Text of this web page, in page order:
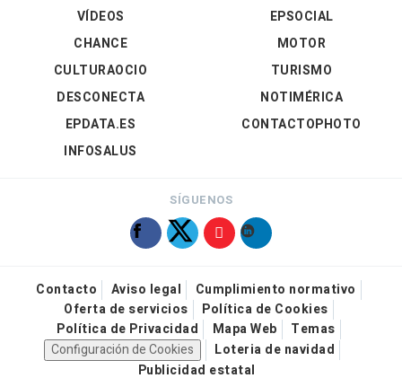
VÍDEOS
EPSOCIAL
CHANCE
CULTURAOCIO
DESCONECTA
EPDATA.ES
INFOSALUS
MOTOR
TURISMO
NOTIMÉRICA
CONTACTOPHOTO
SÍGUENOS
Contacto Aviso legal
Cumplimiento normativo
Oferta de servicios
Política de Cookies
Política de Privacidad
Mapa Web
Temas
Configuración de Cookies
Loteria de navidad
Publicidad estatal